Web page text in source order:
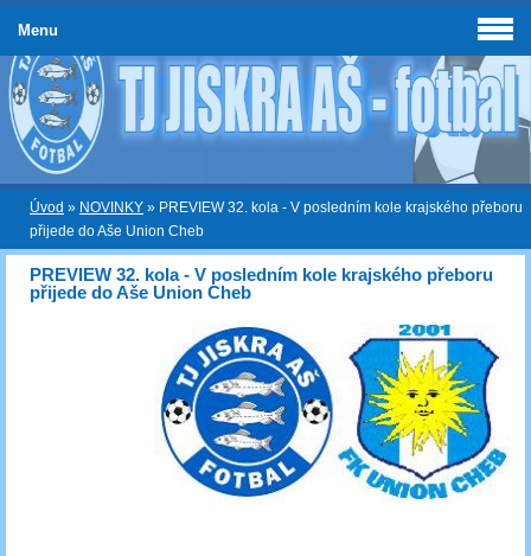
Úvod » NOVINKY » PREVIEW 32. kola - V posledním kole krajského přeboru
přijede do Aše Union Cheb
PREVIEW 32. kola - V posledním kole krajského přeboru
přijede do Aše Union Cheb
Menu